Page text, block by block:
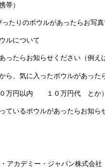
帯）
たりのボウルがあったらお写真
ルについて
ったらお知らせください（
ら、気に入ったボウルがあった
万円以内 １０万円代 とか）
ているボウルがあったらお知ら
アカデミー・ジャパン株式会社